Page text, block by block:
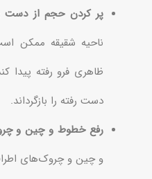
پر کردن حجم از دست
ناحیه شقیقه ممکن
ظاهری فرو رفته پیدا
دست رفته را بازگرداند.
رفع خطوط و چین و
و چین و چروک‌های